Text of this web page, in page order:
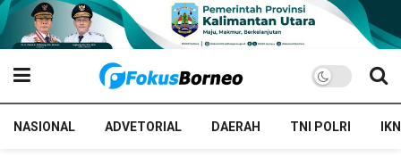
NASIONAL ADVETORIAL DAERAH TNI POLRI IKN